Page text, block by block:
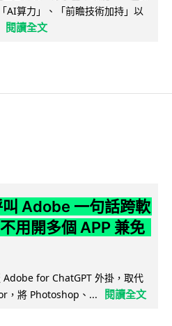
AI算力」、「前瞻技術加持」以
閱讀全文
Adobe 一句話跨軟
用開多個 APP 兼免
for ChatGPT 外掛，取代
，將 Photoshop、...
閱讀全文